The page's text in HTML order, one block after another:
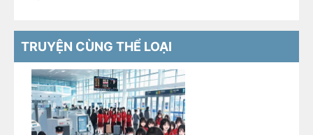
TRUYỆN CÙNG THỂ LOẠI